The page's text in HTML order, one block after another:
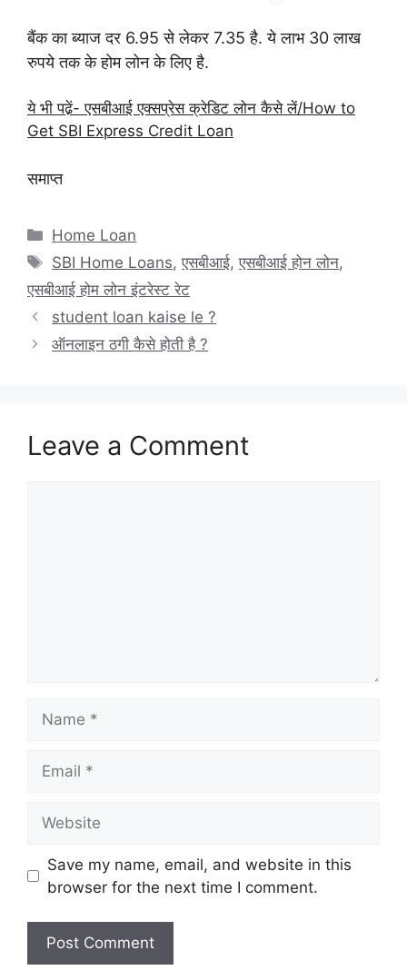
बैंक का ब्याज दर 6.95 से लेकर 7.35 है. ये लाभ 30 लाख
रुपये तक के होम लोन के लिए है.
ये भी पढे़ं- एसबीआई एक्सप्रेस क्रेडिट लोन कैसे लें/How to
Get SBI Express Credit Loan
समाप्त
Categories
Home Loan
Tags
SBI Home Loans,एसबीआई,एसबीआई होन लोन,
एसबीआई होम लोन इंटरेस्ट रेट
student loan kaise le ?
ऑनलाइन ठगी कैसे होती है ?
Leave a Comment
Save my name, email, and website in this
browser for the next time I comment.